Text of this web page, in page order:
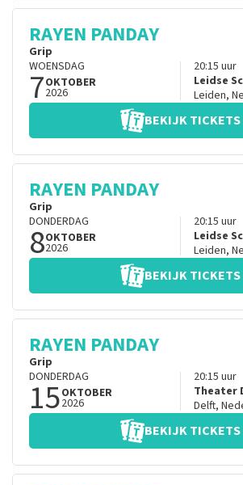
RAYEN PANDAY
Grip
WOENSDAG
7OKTOBER
2026
20:15 uur
Leidse
Leiden,
BEKIJK TICKETS
RAYEN PANDAY
Grip
DONDERDAG
8OKTOBER
2026
20:15 uur
Leidse
Leiden,
BEKIJK TICKETS
RAYEN PANDAY
Grip
DONDERDAG
15OKTOBER
2026
20:15 uur
Theater
Delft,
BEKIJK TICKETS